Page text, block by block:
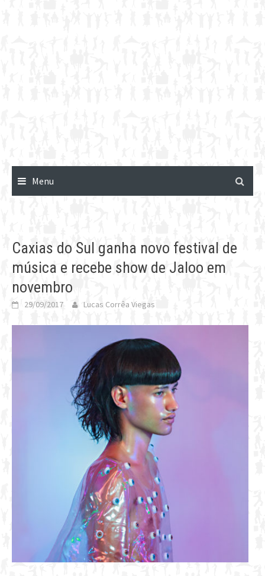
Menu
Caxias do Sul ganha novo festival de
música e recebe show de Jaloo em
novembro
29/09/2017 Lucas Corrêa Viegas